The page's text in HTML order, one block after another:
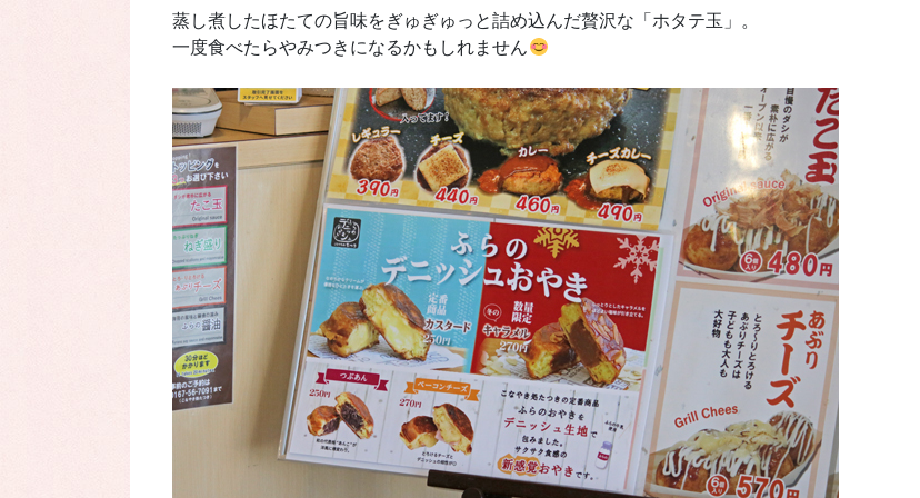
蒸し煮したほたての旨味をぎゅぎゅっと詰め込んだ贅沢な「ホタテ玉」。
一度食べたらやみつきになるかもしれません